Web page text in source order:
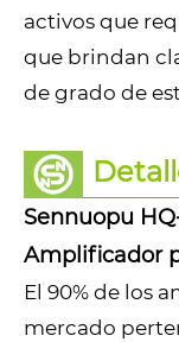
activos que
que brindan
de grado de
Sennuopu
Amplificador
El 90% de los
mercado